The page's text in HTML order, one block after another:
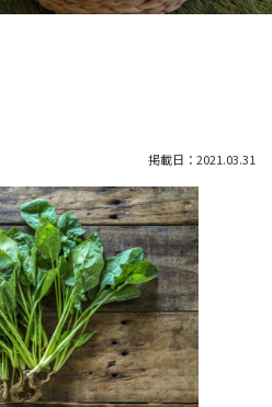
掲載日：2021.03.31